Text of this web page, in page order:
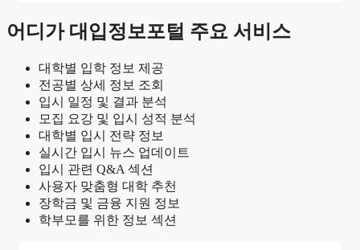
어디가 대입정보포털 주요 서비스
대학별 입학 정보 제공
전공별 상세 정보 조회
입시 일정 및 결과 분석
모집 요강 및 입시 성적 분석
대학별 입시 전략 정보
실시간 입시 뉴스 업데이트
입시 관련 Q&A 섹션
사용자 맞춤형 대학 추천
장학금 및 금융 지원 정보
학부모를 위한 정보 섹션